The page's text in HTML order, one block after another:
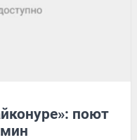
поют